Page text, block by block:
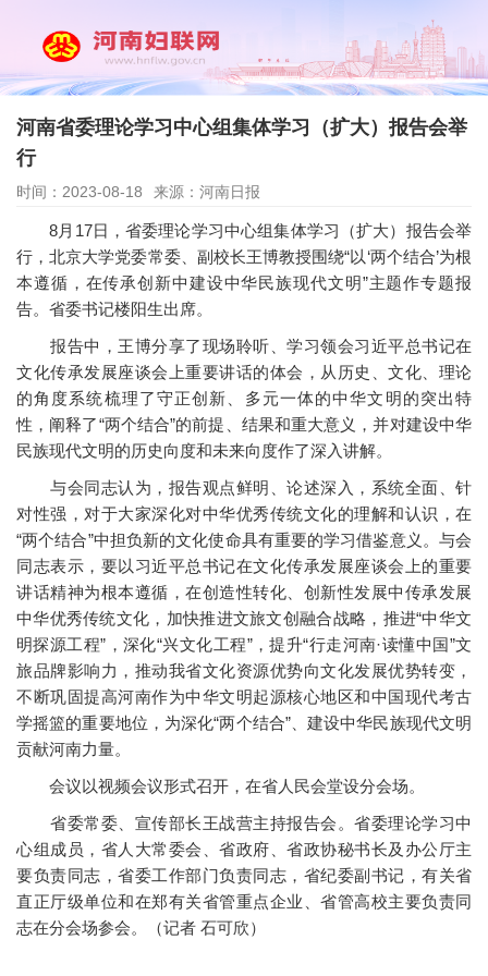
河南省委理论学习中心组集体学习（扩大）报告会举
行
时间：2023-08-18 来源：河南日报
8月17日，省委理论学习中心组集体学习（扩大）报告会举
行，北京大学党委常委、副校长王博教授围绕“以‘两个结合’为根
本遵循，在传承创新中建设中华民族现代文明”主题作专题报
告。省委书记楼阳生出席。
报告中，王博分享了现场聆听、学习领会习近平总书记在
文化传承发展座谈会上重要讲话的体会，从历史、文化、理论
的角度系统梳理了守正创新、多元一体的中华文明的突出特
性，阐释了“两个结合”的前提、结果和重大意义，并对建设中华
民族现代文明的历史向度和未来向度作了深入讲解。
与会同志认为，报告观点鲜明、论述深入，系统全面、针
对性强，对于大家深化对中华优秀传统文化的理解和认识，在
“两个结合”中担负新的文化使命具有重要的学习借鉴意义。与会
同志表示，要以习近平总书记在文化传承发展座谈会上的重要
讲话精神为根本遵循，在创造性转化、创新性发展中传承发展
中华优秀传统文化，加快推进文旅文创融合战略，推进“中华文
明探源工程”，深化“兴文化工程”，提升“行走河南·读懂中国”文
旅品牌影响力，推动我省文化资源优势向文化发展优势转变，
不断巩固提高河南作为中华文明起源核心地区和中国现代考古
学摇篮的重要地位，为深化“两个结合”、建设中华民族现代文明
贡献河南力量。
会议以视频会议形式召开，在省人民会堂设分会场。
省委常委、宣传部长王战营主持报告会。省委理论学习中
心组成员，省人大常委会、省政府、省政协秘书长及办公厅主
要负责同志，省委工作部门负责同志，省纪委副书记，有关省
直正厅级单位和在郑有关省管重点企业、省管高校主要负责同
志在分会场参会。（记者 石可欣）